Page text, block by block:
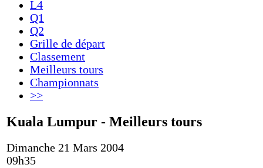
L4
Q1
Q2
Grille de départ
Classement
Meilleurs tours
Championnats
>>
Kuala Lumpur - Meilleurs tours
Dimanche 21 Mars 2004
09h35